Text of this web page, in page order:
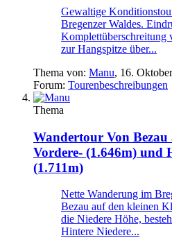
Gewaltige
Bregenzer Waldes.
Komplettüberschreitung
zur Hangspitze über...
Thema von: Manu, 16.
Forum: Tourenbeschreibungen
Thema
Wandertour Von
Vordere- (1.646m) und
(1.711m)
Nette Wanderung im
Bezau auf den kleinen
die Niedere Höhe,
Hintere Niedere...